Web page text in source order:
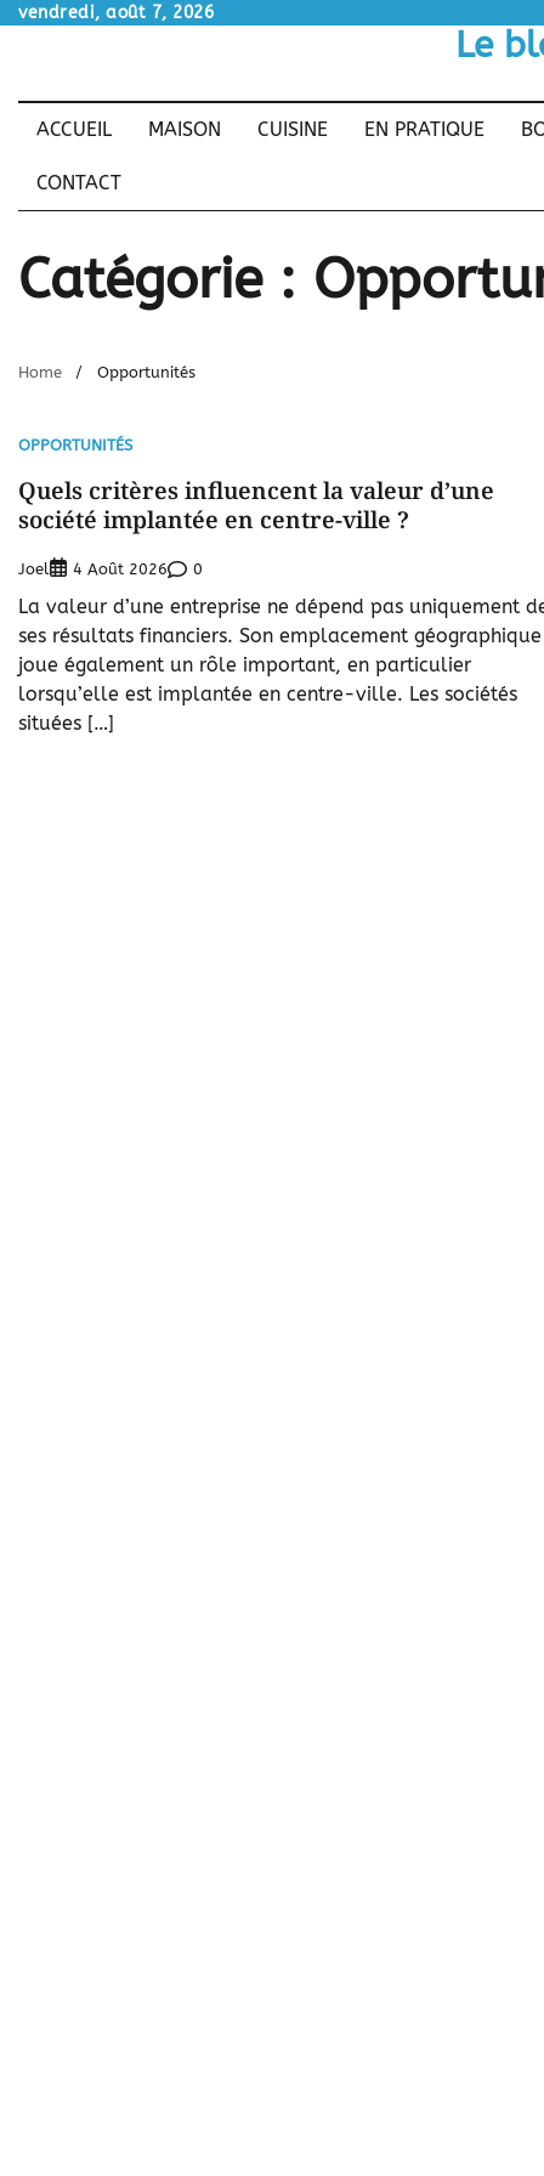
Skipvendredi, août 7, 2026
Le
ACCUEIL
MAISON CUISINE EN PRATIQUE
CONTACT
Catégorie :
Home Opportunités
OPPORTUNITÉS
Quels critères influencent la valeur d’une
société implantée en centre-ville ?
Joel 4 Août 2026 0
La valeur d’une entreprise ne dépend pas uniquement
ses résultats financiers. Son emplacement géographique
joue également un rôle important, en particulier
lorsqu’elle est implantée en centre-ville. Les sociétés
situées […]